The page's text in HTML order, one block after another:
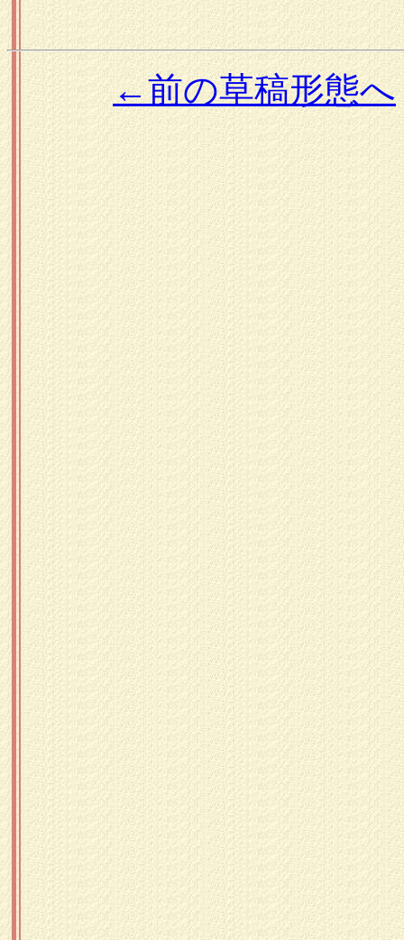
←前の草稿形態へ